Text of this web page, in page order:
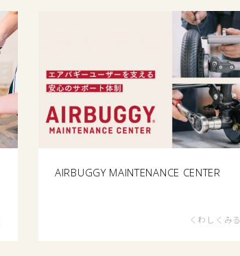
AIRBUGGY MAINTENANCE CENTER
くわしくみる